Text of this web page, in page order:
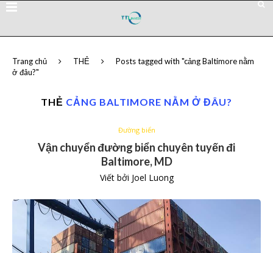
Trang chủ THẺ
Posts tagged with "cảng Baltimore nằm
ở đâu?"
THẺ CẢNG BALTIMORE NẰM Ở ĐÂU?
Đường biển
Vận chuyển đường biển chuyên tuyến đi
Baltimore, MD
Viết bởi Joel Luong